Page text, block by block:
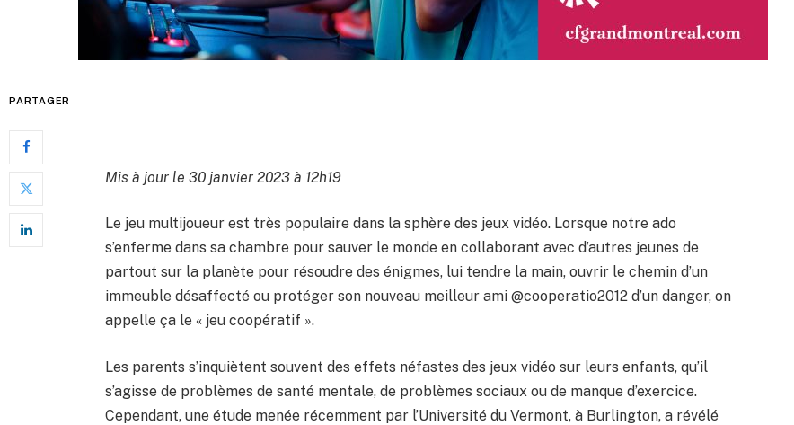
PARTAGER
Mis à jour le 30 janvier 2023 à 12h19
Le jeu multijoueur est très populaire dans la sphère des jeux vidéo. Lorsque notre ado
s’enferme dans sa chambre pour sauver le monde en collaborant avec d’autres jeunes de
partout sur la planète pour résoudre des énigmes, lui tendre la main, ouvrir le chemin d’un
immeuble désaffecté ou protéger son nouveau meilleur ami @cooperatio2012 d’un danger, on
appelle ça le « jeu coopératif ».
Les parents s’inquiètent souvent des effets néfastes des jeux vidéo sur leurs enfants, qu’il
s’agisse de problèmes de santé mentale, de problèmes sociaux ou de manque d’exercice.
Cependant, une étude menée récemment par l’Université du Vermont, à Burlington, a révélé